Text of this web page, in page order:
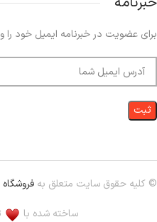
برای عضویت در خبرنامه ایمیل خود را
© کلیه حقوق سایت متعلق به
ساخته شده با